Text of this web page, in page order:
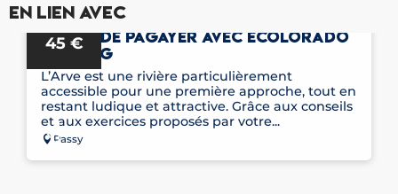
En lien avec
à partir de
45 €
AIRBOAT SUR L'ARVE, UNE NOUVELLE
FAÇON DE PAGAYER AVEC ECOLORADO
RAFTING
L’Arve est une rivière particulièrement
accessible pour une première approche, tout en
restant ludique et attractive. Grâce aux conseils
et aux exercices proposés par votre...
Passy